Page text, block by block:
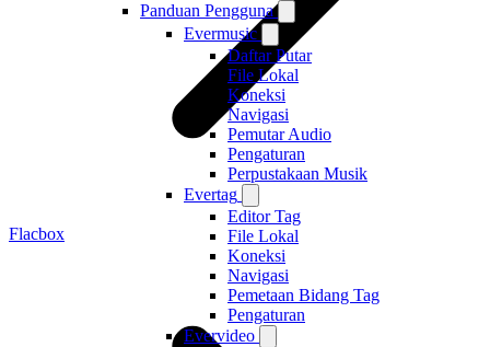
Panduan Pengguna
Evermusic
Daftar Putar
File Lokal
Koneksi
Navigasi
Pemutar Audio
Pengaturan
Perpustakaan Musik
Evertag
Editor Tag
File Lokal
Koneksi
Navigasi
Pemetaan Bidang Tag
Pengaturan
Evervideo
Flacbox